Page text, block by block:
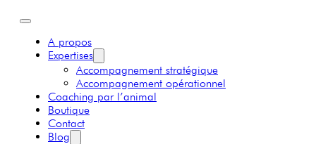
A propos
Expertises
Accompagnement stratégique
Accompagnement opérationnel
Coaching par l’animal
Boutique
Contact
Blog